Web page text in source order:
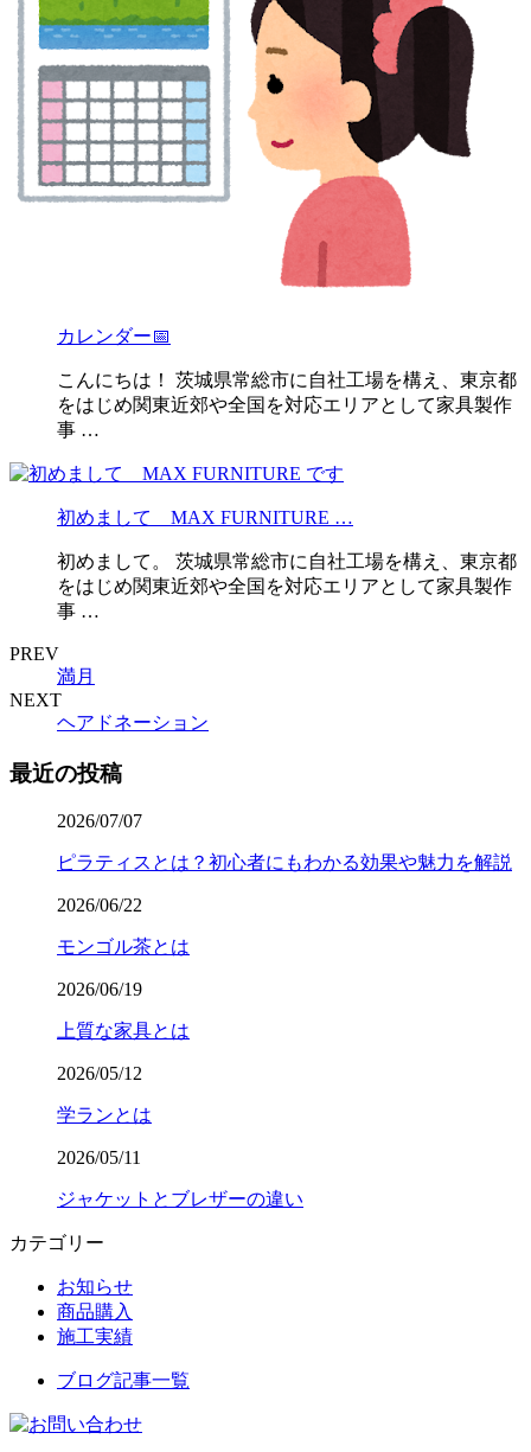
カレンダー📅
こんにちは！ 茨城県常総市に自社工場を構え、東京都
をはじめ関東近郊や全国を対応エリアとして家具製作
事 …
初めまして MAX FURNITURE …
初めまして。 茨城県常総市に自社工場を構え、東京都
をはじめ関東近郊や全国を対応エリアとして家具製作
事 …
PREV
満月
NEXT
ヘアドネーション
最近の投稿
2026/07/07
ピラティスとは？初心者にもわかる効果や魅力を解説
2026/06/22
モンゴル茶とは
2026/06/19
上質な家具とは
2026/05/12
学ランとは
2026/05/11
ジャケットとブレザーの違い
カテゴリー
お知らせ
商品購入
施工実績
ブログ記事一覧